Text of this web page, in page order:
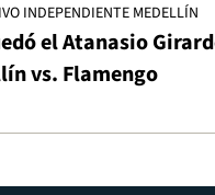
INDEPENDIENTE MEDELLÍN
el Atanasio
vs. Flamengo